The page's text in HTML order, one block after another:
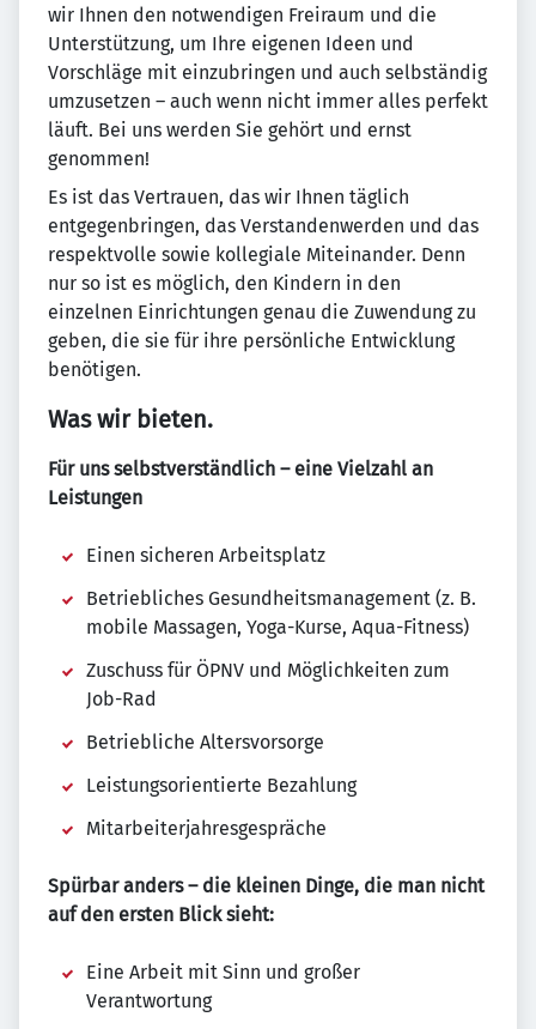
wir Ihnen den notwendigen Freiraum und die
Unterstützung, um Ihre eigenen Ideen und
Vorschläge mit einzubringen und auch selbständig
umzusetzen – auch wenn nicht immer alles perfekt
läuft. Bei uns werden Sie gehört und ernst
genommen!
Es ist das Vertrauen, das wir Ihnen täglich
entgegenbringen, das Verstandenwerden und das
respektvolle sowie kollegiale Miteinander. Denn
nur so ist es möglich, den Kindern in den
einzelnen Einrichtungen genau die Zuwendung zu
geben, die sie für ihre persönliche Entwicklung
benötigen.
Was wir bieten.
Für uns selbstverständlich – eine Vielzahl an
Leistungen
Einen sicheren Arbeitsplatz
Betriebliches Gesundheitsmanagement (z. B.
mobile Massagen, Yoga-Kurse, Aqua-Fitness)
Zuschuss für ÖPNV und Möglichkeiten zum
Job-Rad
Betriebliche Altersvorsorge
Leistungsorientierte Bezahlung
Mitarbeiterjahresgespräche
Spürbar anders – die kleinen Dinge, die man nicht
auf den ersten Blick sieht:
Eine Arbeit mit Sinn und großer
Verantwortung